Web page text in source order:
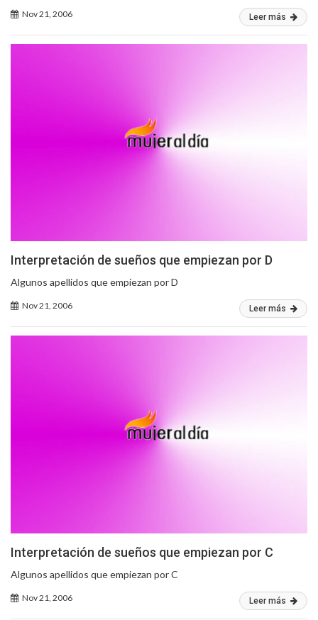
Nov 21, 2006 Leer más
Interpretación de sueños que empiezan por D
Algunos apellidos que empiezan por D
Nov 21, 2006 Leer más
Interpretación de sueños que empiezan por C
Algunos apellidos que empiezan por C
Nov 21, 2006 Leer más